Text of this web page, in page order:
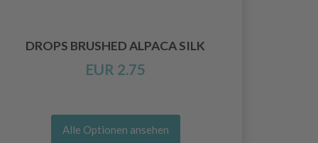
DROPS BRUSHED ALPACA SILK
EUR 2.75
Alle Optionen ansehen